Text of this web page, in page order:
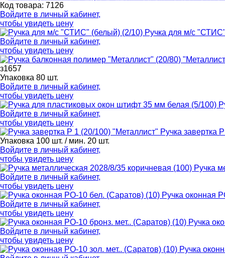
Код товара: 7126
Войдите в личный кабинет,
чтобы увидеть цену
Ручка для м/с
Войдите в личный кабинет,
чтобы увидеть цену
з1657
Упаковка 80 шт.
Войдите в личный кабинет,
чтобы увидеть цену
Войдите в личный кабинет,
чтобы увидеть цену
Ручка завертка
Упаковка 100 шт. / мин. 20 шт.
Войдите в личный кабинет,
чтобы увидеть цену
Ручка
Войдите в личный кабинет,
чтобы увидеть цену
Ручка оконная
Войдите в личный кабинет,
чтобы увидеть цену
Ручка
Войдите в личный кабинет,
чтобы увидеть цену
Ручка